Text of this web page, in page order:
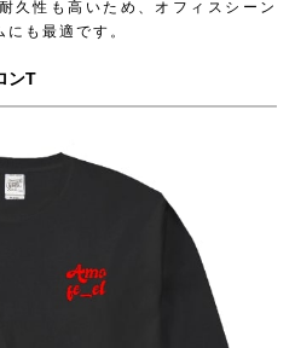
久性も高いため、オフィスシーン
も最適です。
ンT